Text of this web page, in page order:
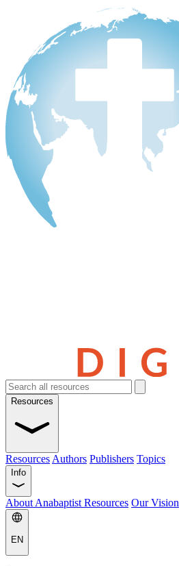
Resources
Resources Authors Publishers Topics
Info
About Anabaptist Resources Our Vision
EN